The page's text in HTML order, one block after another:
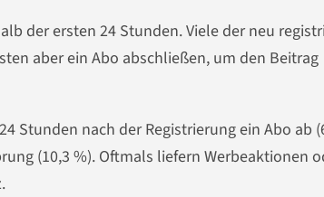
der ersten 24 Stunden. Viele der neu
aber ein Abo abschließen, um den Beitrag
Stunden nach der Registrierung ein Abo ab
(10,3 %). Oftmals liefern Werbeaktionen